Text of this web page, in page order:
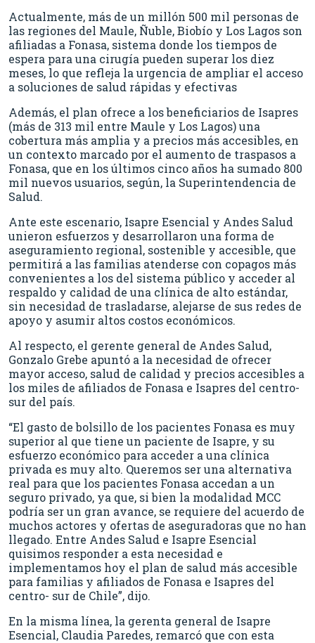
Actualmente, más de un millón 500 mil personas de
las regiones del Maule, Ñuble, Biobío y Los Lagos son
afiliadas a Fonasa, sistema donde los tiempos de
espera para una cirugía pueden superar los diez
meses, lo que refleja la urgencia de ampliar el acceso
a soluciones de salud rápidas y efectivas
Además, el plan ofrece a los beneficiarios de Isapres
(más de 313 mil entre Maule y Los Lagos) una
cobertura más amplia y a precios más accesibles, en
un contexto marcado por el aumento de traspasos a
Fonasa, que en los últimos cinco años ha sumado 800
mil nuevos usuarios, según, la Superintendencia de
Salud.
Ante este escenario, Isapre Esencial y Andes Salud
unieron esfuerzos y desarrollaron una forma de
aseguramiento regional, sostenible y accesible, que
permitirá a las familias atenderse con copagos más
convenientes a los del sistema público y acceder al
respaldo y calidad de una clínica de alto estándar,
sin necesidad de trasladarse, alejarse de sus redes de
apoyo y asumir altos costos económicos.
Al respecto, el gerente general de Andes Salud,
Gonzalo Grebe apuntó a la necesidad de ofrecer
mayor acceso, salud de calidad y precios accesibles a
los miles de afiliados de Fonasa e Isapres del centro-
sur del país.
“El gasto de bolsillo de los pacientes Fonasa es muy
superior al que tiene un paciente de Isapre, y su
esfuerzo económico para acceder a una clínica
privada es muy alto. Queremos ser una alternativa
real para que los pacientes Fonasa accedan a un
seguro privado, ya que, si bien la modalidad MCC
podría ser un gran avance, se requiere del acuerdo de
muchos actores y ofertas de aseguradoras que no han
llegado. Entre Andes Salud e Isapre Esencial
quisimos responder a esta necesidad e
implementamos hoy el plan de salud más accesible
para familias y afiliados de Fonasa e Isapres del
centro- sur de Chile”, dijo.
En la misma línea, la gerenta general de Isapre
Esencial, Claudia Paredes, remarcó que con esta